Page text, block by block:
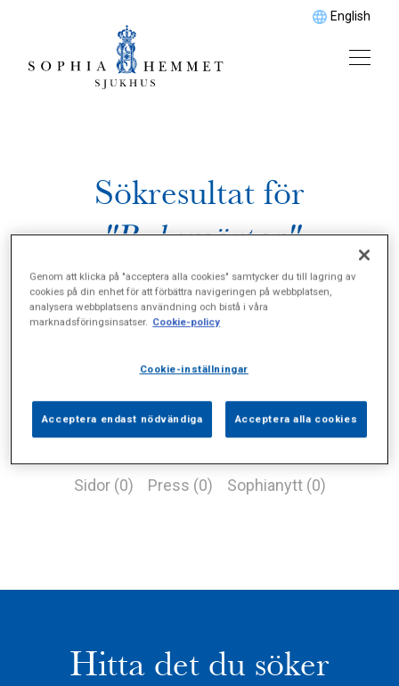
English
Sökresultat för
"Buksmärtor"
Sidor (0) Press (0) Sophianytt (0)
Hitta det du söker
Genom att klicka på "acceptera alla cookies" samtycker du till lagring av
cookies på din enhet för att förbättra navigeringen på webbplatsen,
analysera webbplatsens användning och bistå i våra
marknadsföringsinsatser. Cookie-policy
Cookie-inställningar
Acceptera endast nödvändiga Acceptera alla cookies